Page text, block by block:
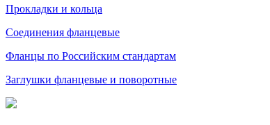
Прокладки и кольца
Соединения фланцевые
Фланцы по Российским стандартам
Заглушки фланцевые и поворотные